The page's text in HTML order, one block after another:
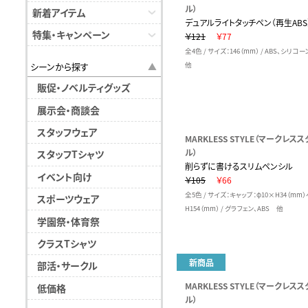
新着アイテム
特集・キャンペーン
シーンから探す
販促・ノベルティグッズ
展示会・商談会
スタッフウェア
スタッフTシャツ
イベント向け
スポーツウェア
学園祭・体育祭
クラスTシャツ
部活・サークル
低価格
ル）
デュアルライトタッチペン（再生ABS
￥121
￥77
全4色 / サイズ：146（mm） / ABS、シリコ
他
MARKLESS STYLE（マークレスス
ル）
削らずに書けるスリムペンシル
￥105
￥66
全5色 / サイズ：キャップ：φ10×H34（mm）
H154（mm） / グラフェン、ABS 他
新商品
MARKLESS STYLE（マークレスス
ル）